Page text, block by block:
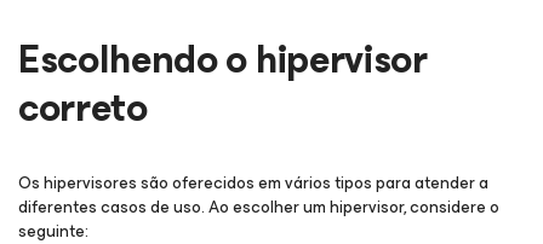
Escolhendo o hipervisor
correto
Os hipervisores são oferecidos em vários tipos para atender a
diferentes casos de uso. Ao escolher um hipervisor, considere o
seguinte: